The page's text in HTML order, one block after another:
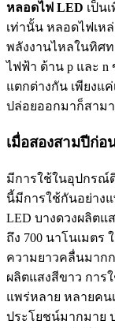
หลอดไฟ LED เป็น
เท่านั้น หลอดไฟเห
พลังงานไหลในทิศท
ไฟฟ้า ด้าน p และ n
แตกต่างกัน เพียงแ
ปล่อยออกมาก็สาม
เมื่อสองสามปีก่
มีการใช้ในอุปกรณ์
นี้มีการใช้กันอย่าง
LED บางดวงผลิตแ
ถึง 700 นาโนเมต
ความยาวคลื่นมาก
ผลิตแสงสีขาว การ
แพร่หลาย หลายคน
ประโยชน์มากมาย